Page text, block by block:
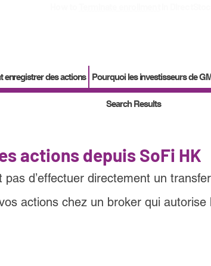
enregistrer des actions Pourquoi les investisseurs de
Search Results
actions depuis SoFi HK
pas d’effectuer directement un
actions chez un broker qui